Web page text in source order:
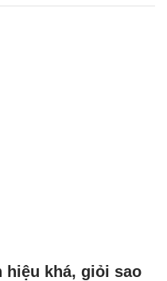
hiệu khá, giỏi sao